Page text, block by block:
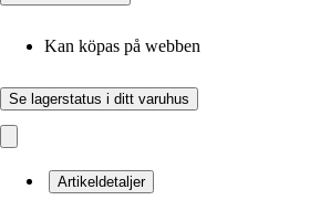
Kan köpas på webben
Se lagerstatus i ditt varuhus
Artikeldetaljer